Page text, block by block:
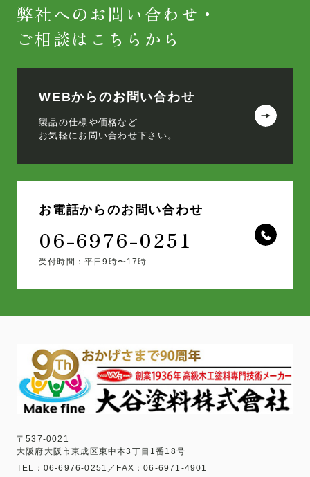
弊社へのお問い合わせ・
ご相談はこちらから
WEBからのお問い合わせ
製品の仕様や価格など
お気軽にお問い合わせ下さい。
お電話からのお問い合わせ
06-6976-0251
受付時間：平日9時〜17時
〒537-0021
大阪府大阪市東成区東中本3丁目1番18号
TEL：06-6976-0251／FAX：06-6971-4901